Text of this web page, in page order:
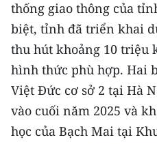
thống giao thông của
biệt, tỉnh đã triển khai
thu hút khoảng 10 triệu
hình thức phù hợp. Hai
Việt Đức cơ sở 2 tại Hà
vào cuối năm 2025 và
học của Bạch Mai tại